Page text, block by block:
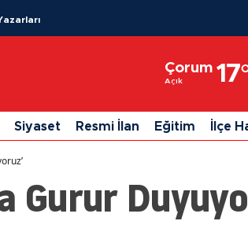
Çorum
Açık 17
Adıyaman
Ağrı
Ankara
Siyaset Resmi İlan Eğitim İlçe
Gurur